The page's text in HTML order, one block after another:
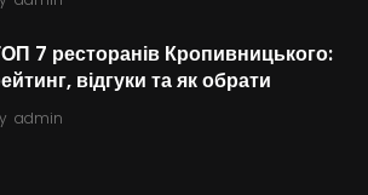
7 ресторанів Кропивницького:
відгуки та як обрати
admin